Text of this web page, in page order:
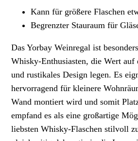
Kann für größere Flaschen
Begrenzter Stauraum für
Das Yorbay Weinregal ist
Whisky-Enthusiasten, die Wert auf
und rustikales Design legen. Es
hervorragend für kleinere
Wand montiert wird und somit
empfand es als eine großartige
liebsten Whisky-Flaschen stilvoll